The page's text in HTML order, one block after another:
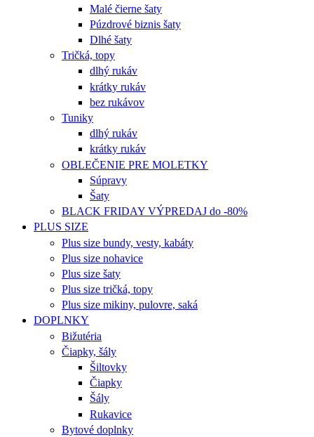
Malé čierne šaty
Púzdrové biznis šaty
Dlhé šaty
Tričká, topy
dlhý rukáv
krátky rukáv
bez rukávov
Tuniky
dlhý rukáv
krátky rukáv
OBLEČENIE PRE MOLETKY
Súpravy
Šaty
BLACK FRIDAY VÝPREDAJ do -80%
PLUS SIZE
Plus size bundy, vesty, kabáty
Plus size nohavice
Plus size šaty
Plus size tričká, topy
Plus size mikiny, pulovre, saká
DOPLNKY
Bižutéria
Čiapky, šály
Šiltovky
Čiapky
Šály
Rukavice
Bytové doplnky